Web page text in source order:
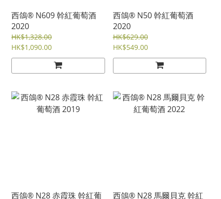
西鴿® N609 幹紅葡萄酒
2020
HK$1,328.00
HK$1,090.00
西鴿® N50 幹紅葡萄酒
2020
HK$629.00
HK$549.00
西鴿® N28 赤霞珠 幹紅葡
西鴿® N28 馬爾貝克 幹紅